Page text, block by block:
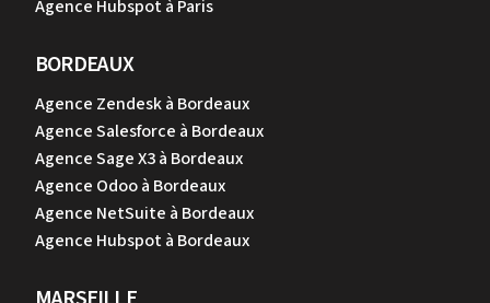
Agence Hubspot à Paris
BORDEAUX
Agence Zendesk à Bordeaux
Agence Salesforce à Bordeaux
Agence Sage X3 à Bordeaux
Agence Odoo à Bordeaux
Agence NetSuite à Bordeaux
Agence Hubspot à Bordeaux